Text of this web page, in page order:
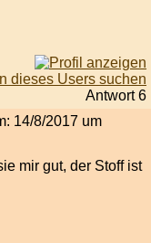
Antwort 6
14/8/2017 um
mir gut, der Stoff ist